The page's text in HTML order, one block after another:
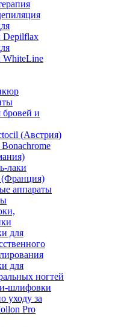
Depilflax
WhiteLine
бровей и
(Австрия)
лаки
аппараты
для
для
ногтей
шлифовки
уходу за
Pro